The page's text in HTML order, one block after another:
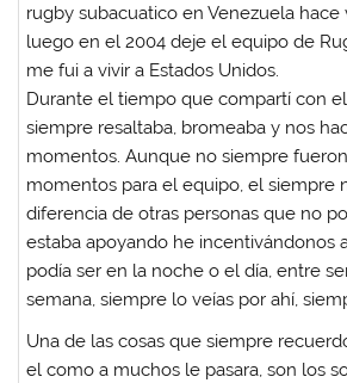
rugby subacuatico en Venezuela hace
luego en el 2004 deje el equipo de
me fui a vivir a Estados Unidos.
Durante el tiempo que compartí con
siempre resaltaba, bromeaba y nos
momentos. Aunque no siempre
momentos para el equipo, el siempre
diferencia de otras personas que no
estaba apoyando he incentivándonos
podía ser en la noche o el día, entre
semana, siempre lo veías por ahí,
Una de las cosas que siempre
el como a muchos le pasara, son los